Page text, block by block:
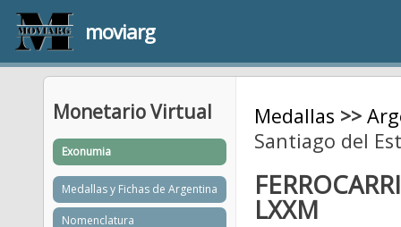
moviarg
Medallas >>
Santiago del
LXXM
Monetario Virtual
Exonumia
Medallas y Fichas de Argentina
Nomenclatura